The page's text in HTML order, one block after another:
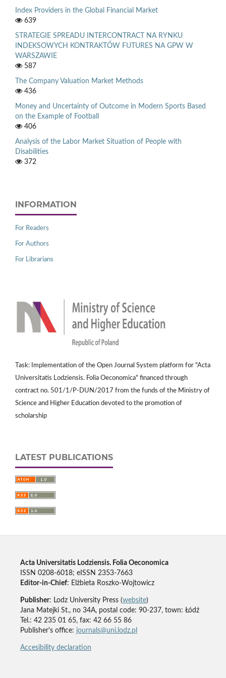
Index Providers in the Global Financial Market
639
STRATEGIE SPREADU INTERCONTRACT NA RYNKU
INDEKSOWYCH KONTRAKTÓW FUTURES NA GPW W
WARSZAWIE
587
The Company Valuation Market Methods
436
Money and Uncertainty of Outcome in Modern Sports Based
on the Example of Football
406
Analysis of the Labor Market Situation of People with
Disabilities
372
INFORMATION
For Readers
For Authors
For Librarians
Task: Implementation of the Open Journal System platform for "Acta
Universitatis Lodziensis. Folia Oeconomica" financed through
contract no. 501/1/P-DUN/2017 from the funds of the Ministry of
Science and Higher Education devoted to the promotion of
scholarship
LATEST PUBLICATIONS
Acta Universitatis Lodziensis. Folia Oeconomica
ISSN 0208-6018; eISSN 2353-7663
Editor-in-Chief: Elżbieta Roszko-Wojtowicz
Publisher: Lodz University Press (website)
Jana Matejki St., no 34A, postal code: 90-237, town: Łódź
Tel.: 42 235 01 65, fax: 42 66 55 86
Publisher's office: journals@uni.lodz.pl
Accesibility declaration